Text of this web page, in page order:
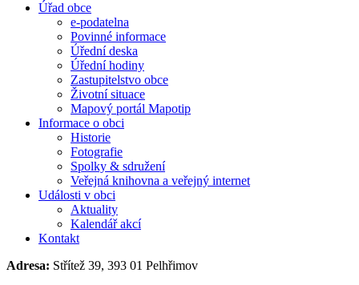
Úřad obce
e-podatelna
Povinné informace
Úřední deska
Úřední hodiny
Zastupitelstvo obce
Životní situace
Mapový portál Mapotip
Informace o obci
Historie
Fotografie
Spolky & sdružení
Veřejná knihovna a veřejný internet
Události v obci
Aktuality
Kalendář akcí
Kontakt
Adresa: Střítež 39, 393 01 Pelhřimov